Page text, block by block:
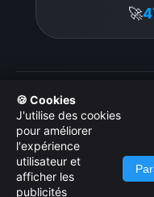
🍪 Cookies
J'utilise des cookies
pour améliorer
l'expérience
utilisateur et
afficher les
publicités
🚀
Gérer mes cookies
|
Licence d